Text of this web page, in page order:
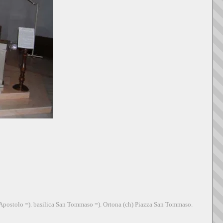
=). basilica San Tommaso =). Ortona (ch) Piazza San Tommaso.